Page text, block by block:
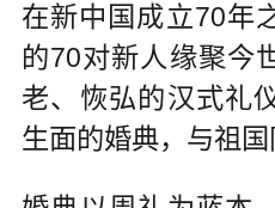
在新中国成立70年
的70对新人缘聚今
老、恢弘的汉式礼
生面的婚典，与祖国